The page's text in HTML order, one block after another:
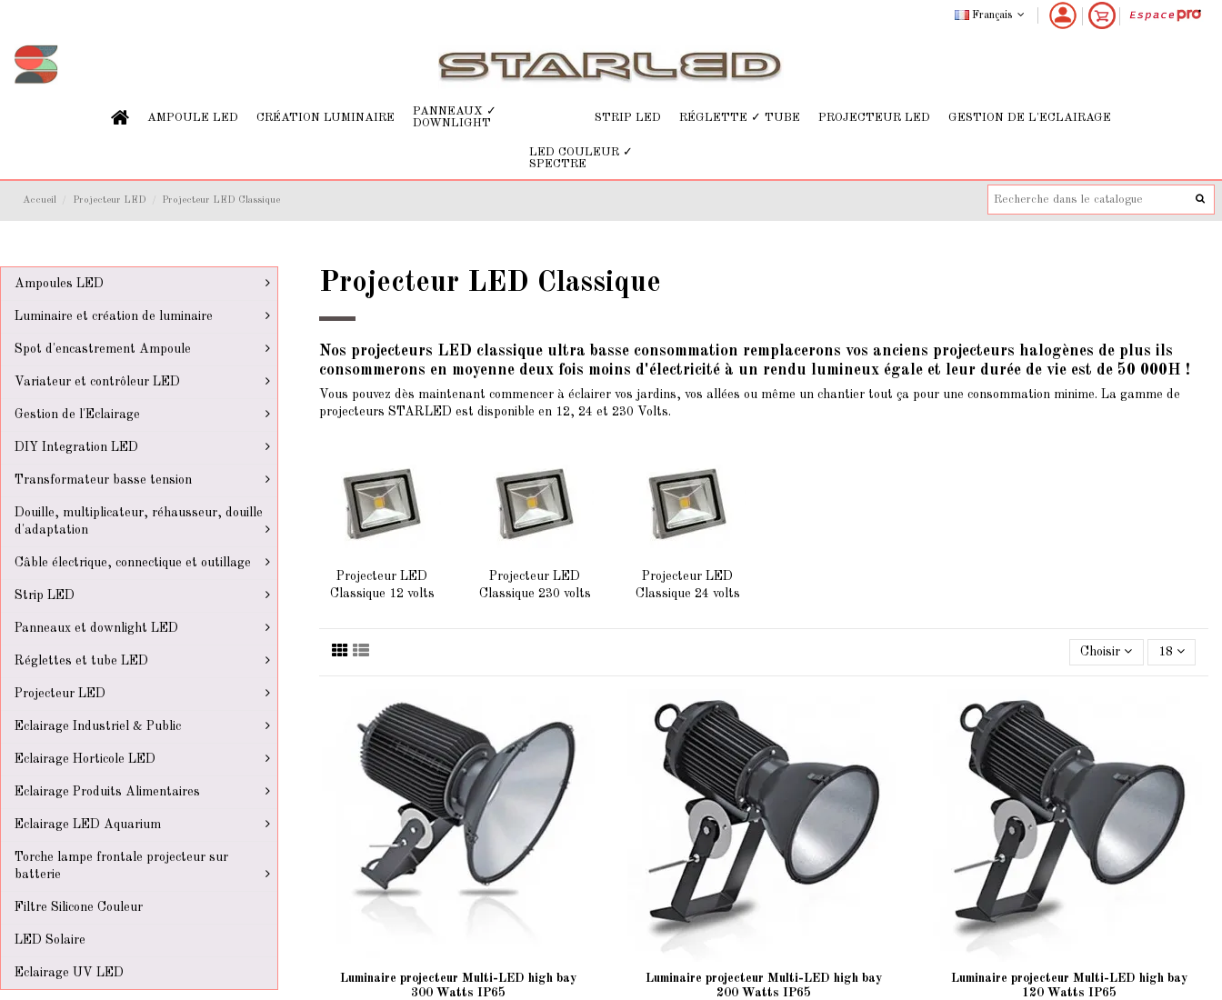
Français
AMPOULE LED CRÉATION LUMINAIRE
PANNEAUX ✓
DOWNLIGHT
STRIP LED RÉGLETTE ✓ TUBE PROJECTEUR LED GESTION DE L'ECLAIRAGE
LED COULEUR ✓
SPECTRE
Accueil Projecteur LED Projecteur LED Classique
Projecteur LED Classique
Nos projecteurs LED classique ultra basse consommation remplacerons vos anciens projecteurs halogènes de plus ils
consommerons en moyenne deux fois moins d'électricité à un rendu lumineux égale et leur durée de vie est de 50 000H !
Vous pouvez dès maintenant commencer à éclairer vos jardins, vos allées ou même un chantier tout ça pour une consommation minime. La gamme de
projecteurs STARLED est disponible en 12, 24 et 230 Volts.
Projecteur LED
Classique 12 volts
Projecteur LED
Classique 230 volts
Projecteur LED
Classique 24 volts
Choisir 18
Luminaire projecteur Multi-LED high bay
300 Watts IP65
Luminaire projecteur Multi-LED high bay
200 Watts IP65
Luminaire projecteur Multi-LED high bay
120 Watts IP65
Ampoules LED
Luminaire et création de luminaire
Spot d'encastrement Ampoule
Variateur et contrôleur LED
Gestion de l'Eclairage
DIY Integration LED
Transformateur basse tension
Douille, multiplicateur, réhausseur, douille
d'adaptation
Câble électrique, connectique et outillage
Strip LED
Panneaux et downlight LED
Réglettes et tube LED
Projecteur LED
Eclairage Industriel & Public
Eclairage Horticole LED
Eclairage Produits Alimentaires
Eclairage LED Aquarium
Torche lampe frontale projecteur sur
batterie
Filtre Silicone Couleur
LED Solaire
Eclairage UV LED